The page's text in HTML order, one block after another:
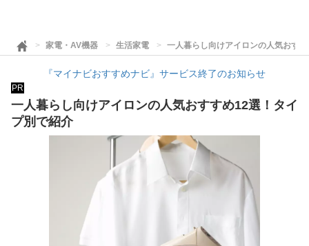
家電・AV機器 生活家電 一人暮らし向けアイロンの人気おす
『マイナビおすすめナビ』サービス終了のお知らせ
PR
一人暮らし向けアイロンの人気おすすめ12選！タイ
プ別で紹介